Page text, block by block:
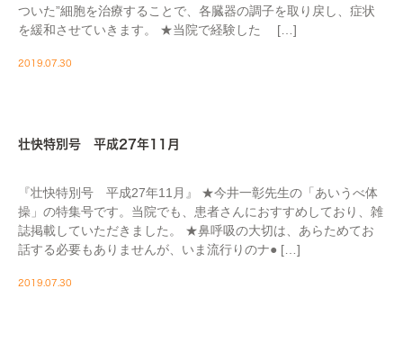
ついた”細胞を治療することで、各臓器の調子を取り戻し、症状
を緩和させていきます。 ★当院で経験した […]
2019.07.30
壮快特別号 平成27年11月
『壮快特別号 平成27年11月』 ★今井一彰先生の「あいうべ体
操」の特集号です。当院でも、患者さんにおすすめしており、雑
誌掲載していただきました。 ★鼻呼吸の大切は、あらためてお
話する必要もありませんが、いま流行りのナ● […]
2019.07.30